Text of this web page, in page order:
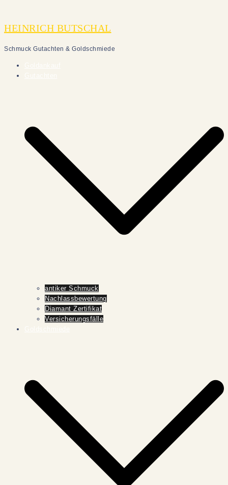
springen
HEINRICH BUTSCHAL
Schmuck Gutachten & Goldschmiede
antiker Schmuck
Nachlassbewertung
Diamant Zertifikat
Versicherungsfälle